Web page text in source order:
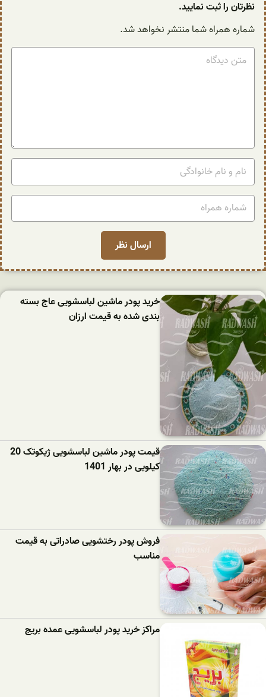
نظرتان را ثبت نمایید.
شماره همراه شما منتشر نخواهد شد.
خرید پودر ماشین لباسشویی عاج بسته
بندی شده به قیمت ارزان
قیمت پودر ماشین لباسشویی ژیکوتک 20
کیلویی در بهار 1401
فروش پودر رختشویی صادراتی به قیمت
مناسب
مراکز خرید پودر لباسشویی عمده بریج